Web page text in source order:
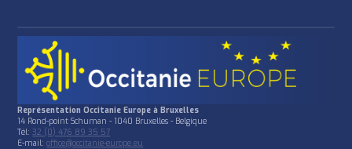
Représentation Occitanie Europe à Bruxelles
14 Rond-point Schuman - 1040 Bruxelles - Belgique
Tél:32 (0) 476 89 35 57
E-mail:office@occitanie-europe.eu